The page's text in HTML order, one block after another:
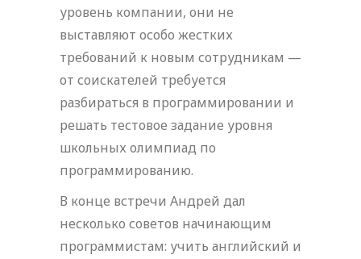
уровень компании, они не
выставляют особо жестких
требований к новым сотрудникам —
от соискателей требуется
разбираться в программировании и
решать тестовое задание уровня
школьных олимпиад по
программированию.
В конце встречи Андрей дал
несколько советов начинающим
программистам: учить английский и